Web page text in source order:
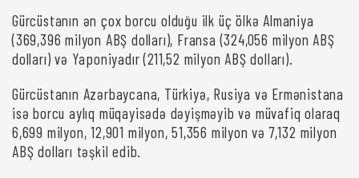
Gürcüstanın ən çox borcu olduğu ilk üç ölkə Almaniya
(369,396 milyon ABŞ dolları), Fransa (324,056 milyon ABŞ
dolları) və Yaponiyadır (211,52 milyon ABŞ dolları).
Gürcüstanın Azərbaycana, Türkiyə, Rusiya və Ermənistana
isə borcu aylıq müqayisədə dəyişməyib və müvafiq olaraq
6,699 milyon, 12,901 milyon, 51,356 milyon və 7,132 milyon
ABŞ dolları təşkil edib.